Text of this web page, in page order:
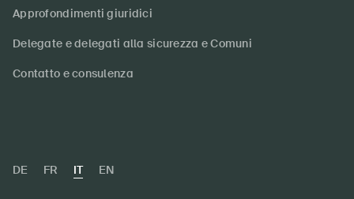
Approfondimenti giuridici
Delegate e delegati alla sicurezza e Comuni
Contatto e consulenza
DE FR IT EN